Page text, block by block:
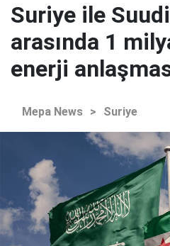
Suriye ile
arasında 1
enerji
Mepa News > Suriye